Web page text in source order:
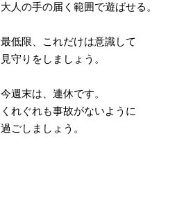
大人の手の届く範囲で遊ばせる。
最低限、これだけは意識して
見守りをしましょう。
今週末は、連休です。
くれぐれも事故がないように
過ごしましょう。